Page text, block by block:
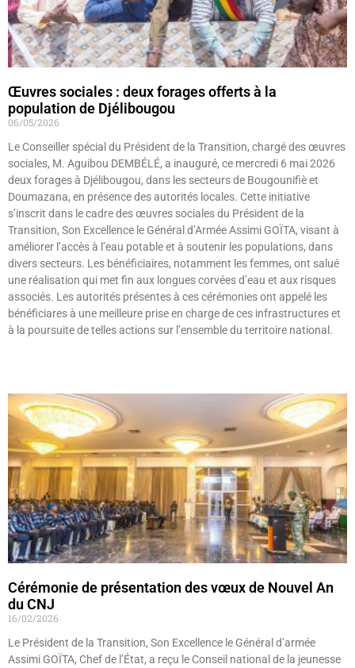
Œuvres sociales : deux forages offerts à la
population de Djélibougou
06/05/2026
Le Conseiller spécial du Président de la Transition, chargé des œuvres
sociales, M. Aguibou DEMBÉLÉ, a inauguré, ce mercredi 6 mai 2026
deux forages à Djélibougou, dans les secteurs de Bougounifiè et
Doumazana, en présence des autorités locales. Cette initiative
s’inscrit dans le cadre des œuvres sociales du Président de la
Transition, Son Excellence le Général d’Armée Assimi GOÏTA, visant à
améliorer l’accès à l’eau potable et à soutenir les populations, dans
divers secteurs. Les bénéficiaires, notamment les femmes, ont salué
une réalisation qui met fin aux longues corvées d’eau et aux risques
associés. Les autorités présentes à ces cérémonies ont appelé les
bénéficiares à une meilleure prise en charge de ces infrastructures et
à la poursuite de telles actions sur l’ensemble du territoire national.
Cérémonie de présentation des vœux de Nouvel An
du CNJ
16/02/2026
Le Président de la Transition, Son Excellence le Général d’armée
Assimi GOÏTA, Chef de l’État, a reçu le Conseil national de la jeunesse